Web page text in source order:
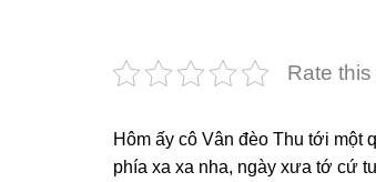
Rate
Hôm ấy cô Vân đèo Thu tới một
phía xa xa nha, ngày xưa tớ cứ